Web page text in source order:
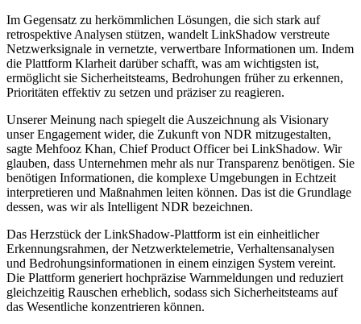
Im Gegensatz zu herkömmlichen Lösungen, die sich stark auf
retrospektive Analysen stützen, wandelt LinkShadow verstreute
Netzwerksignale in vernetzte, verwertbare Informationen um. Indem
die Plattform Klarheit darüber schafft, was am wichtigsten ist,
ermöglicht sie Sicherheitsteams, Bedrohungen früher zu erkennen,
Prioritäten effektiv zu setzen und präziser zu reagieren.
Unserer Meinung nach spiegelt die Auszeichnung als Visionary
unser Engagement wider, die Zukunft von NDR mitzugestalten,
sagte Mehfooz Khan, Chief Product Officer bei LinkShadow. Wir
glauben, dass Unternehmen mehr als nur Transparenz benötigen. Sie
benötigen Informationen, die komplexe Umgebungen in Echtzeit
interpretieren und Maßnahmen leiten können. Das ist die Grundlage
dessen, was wir als Intelligent NDR bezeichnen.
Das Herzstück der LinkShadow-Plattform ist ein einheitlicher
Erkennungsrahmen, der Netzwerktelemetrie, Verhaltensanalysen
und Bedrohungsinformationen in einem einzigen System vereint.
Die Plattform generiert hochpräzise Warnmeldungen und reduziert
gleichzeitig Rauschen erheblich, sodass sich Sicherheitsteams auf
das Wesentliche konzentrieren können.